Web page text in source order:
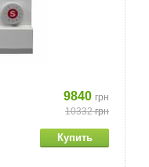
9840 грн
10332грн